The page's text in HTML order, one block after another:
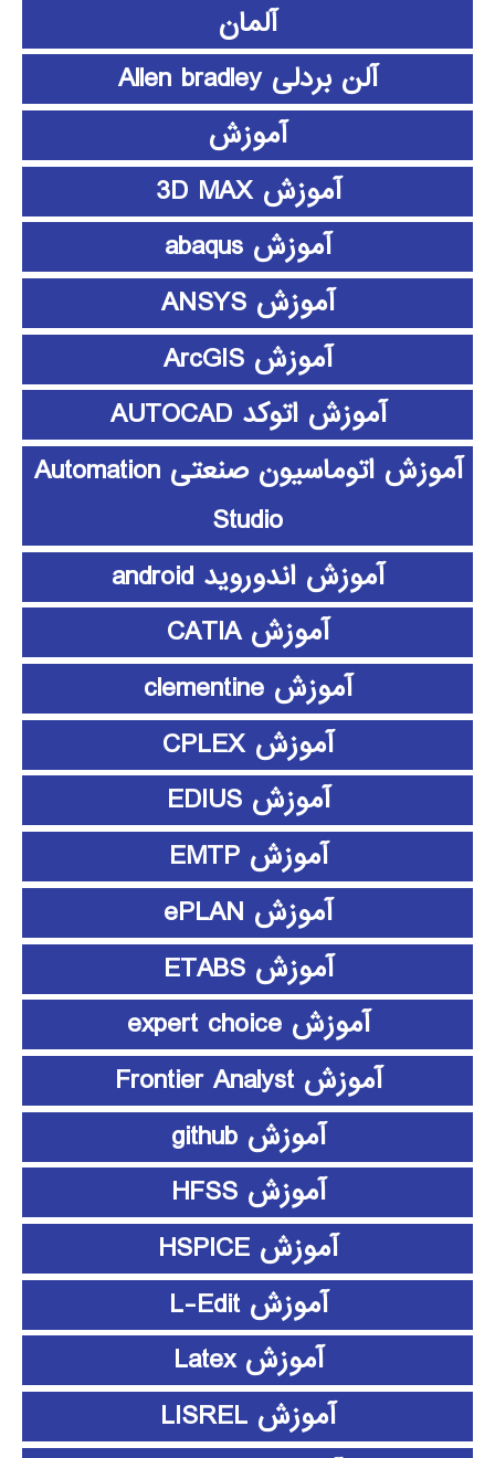
آلمان
آلن بردلی Allen bradley
آموزش
آموزش 3D MAX
آموزش abaqus
آموزش ANSYS
آموزش ArcGIS
آموزش اتوکد AUTOCAD
آموزش اتوماسیون صنعتی Automation
Studio
آموزش اندوروید android
آموزش CATIA
آموزش clementine
آموزش CPLEX
آموزش EDIUS
آموزش EMTP
آموزش ePLAN
آموزش ETABS
آموزش expert choice
آموزش Frontier Analyst
آموزش github
آموزش HFSS
آموزش HSPICE
آموزش L-Edit
آموزش Latex
آموزش LISREL